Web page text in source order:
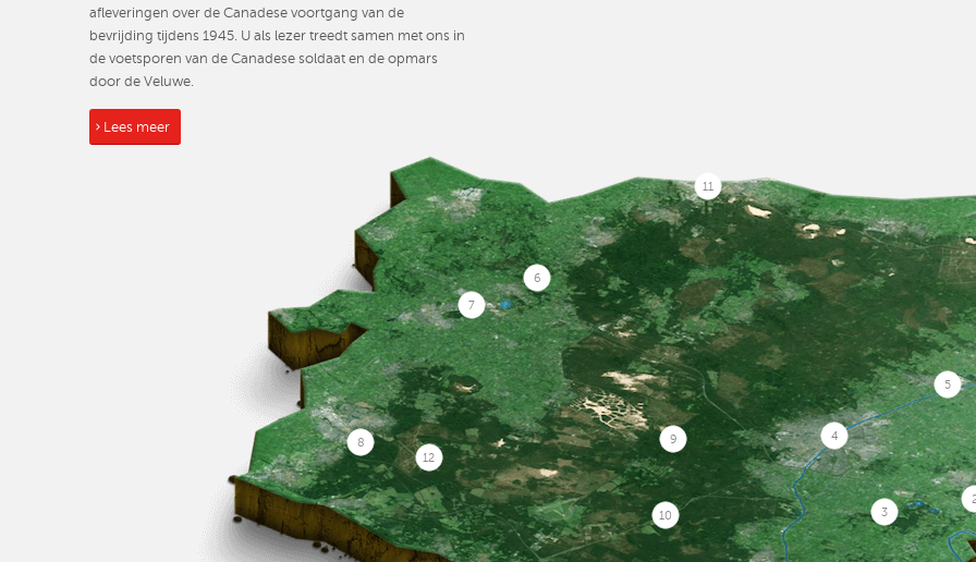
afleveringen over de Canadese voortgang van de
bevrijding tijdens 1945. U als lezer treedt samen met ons in
de voetsporen van de Canadese soldaat en de opmars
door de Veluwe.
Lees meer
3
4
5
6
7
8 9
10
11
12